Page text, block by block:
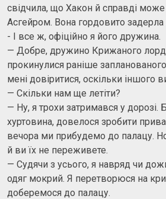
свідчила, що Хакон й справді
Асгейром. Вона гордовито задерла
- І все ж, офіційно я його дружина.
— Добре, дружино Крижаного
прокинулися раніше
мені довіритися, оскільки іншого
— Скільки нам ще летіти?
— Ну, я трохи затримався у дорозі.
хуртовина, довелося зробити
вечора ми прибудемо до палацу.
й ви їх не переживете.
— Судячи з усього, я навряд чи
одяг мокрий. Я перетворюся на
доберемося до палацу.